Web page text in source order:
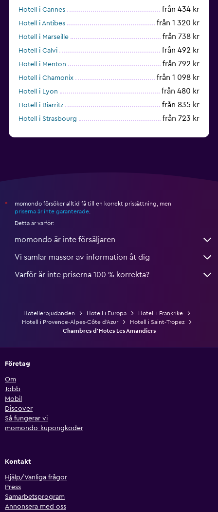
Hotell i Cannes från 434 kr
Hotell i Antibes från 1 320 kr
Hotell i Marseille från 738 kr
Hotell i Calvi från 492 kr
Hotell i Menton från 792 kr
Hotell i Chamonix från 1 098 kr
Hotell i Lyon från 480 kr
Hotell i Biarritz från 835 kr
Hotell i Strasbourg från 723 kr
*
momondo försöker alltid få till en korrekt prissättning, men
priserna är inte garanterade
Detta är varför:
momondo är inte försäljaren
Vi samlar massor av information åt dig
Varför är inte priserna 100 % korrekta?
Hotellerbjudanden Hotell i Europa
Hotell i Frankrike
Hotell i Provence-Alpes-Côte d'Azur
Hotell i Saint-Tropez
Chambres d'Hotes Les Amandiers
Företag
Om
Jobb
Mobil
Discover
Så fungerar vi
momondo-kupongkoder
Kontakt
Hjälp/Vanliga frågor
Press
Samarbetsprogram
Annonsera med oss